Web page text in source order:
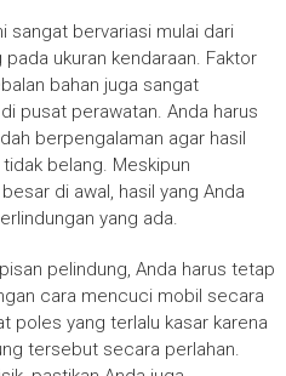
sangat bervariasi mulai dari
ukuran kendaraan. Faktor
bahan juga sangat
pusat perawatan. Anda harus
berpengalaman agar hasil
belang. Meskipun
di awal, hasil yang Anda
yang ada.
pelindung, Anda harus tetap
cara mencuci mobil secara
poles yang terlalu kasar karena
tersebut secara perlahan.